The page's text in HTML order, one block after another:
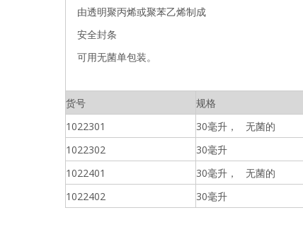
由透明聚丙烯或聚苯乙烯制成
安全封条
可用无菌单包装。
货号 规格
1022301
30毫升， 无菌的
1022302
30毫升
1022401
30毫升， 无菌的
1022402
30毫升